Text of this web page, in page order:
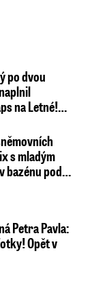
po dvou
na Letné!…
s mladým
bazénu pod…
Petra Pavla:
Opět v